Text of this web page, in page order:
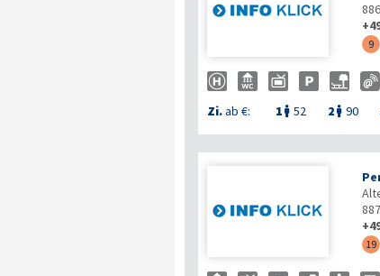
9
Zi.ab €: 1  52 2  90
19